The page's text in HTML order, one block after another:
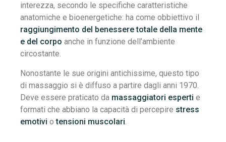
interezza, secondo le specifiche caratteristiche
anatomiche e bioenergetiche: ha come obbiettivo il
raggiungimento del benessere totale della mente
e del corpo anche in funzione dell’ambiente
circostante.
Nonostante le sue origini antichissime, questo tipo
di massaggio si è diffuso a partire dagli anni 1970.
Deve essere praticato da massaggiatori esperti e
formati che abbiano la capacità di percepire stress
emotivi otensioni muscolari.